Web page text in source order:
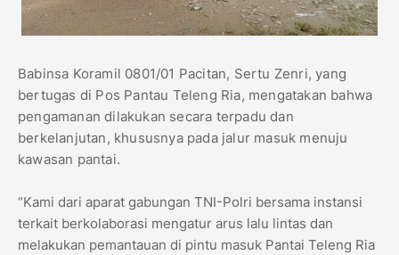
Babinsa Koramil 0801/01 Pacitan, Sertu Zenri, yang
bertugas di Pos Pantau Teleng Ria, mengatakan bahwa
pengamanan dilakukan secara terpadu dan
berkelanjutan, khususnya pada jalur masuk menuju
kawasan pantai.
“Kami dari aparat gabungan TNI-Polri bersama instansi
terkait berkolaborasi mengatur arus lalu lintas dan
melakukan pemantauan di pintu masuk Pantai Teleng Ria